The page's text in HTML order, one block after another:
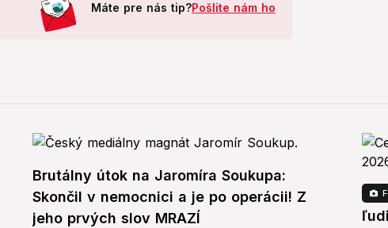
Máte pre nás tip?Pošlite nám ho
Brutálny útok na Jaromíra Soukupa:
Skončil v nemocnici a je po operácii! Z
jeho prvých slov MRAZÍ